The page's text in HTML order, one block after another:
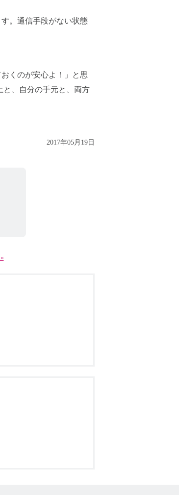
。通信手段がない状態
くのが安心よ！」と思
と、自分の手元と、両方
2017年05月19日